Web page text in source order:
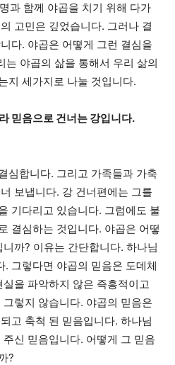
과 함께 야곱을 치기 위해 다가
고민은 깊었습니다. 그러나 결
다. 야곱은 어떻게 그런 결심을
는 야곱의 삶을 통해서 우리 삶의
지 세가지로 나눌 것입니다.
믿음으로 건너는 강입니다.
심합니다. 그리고 가족들과 가축
보냅니다. 강 건너편에는 그를
기다리고 있습니다. 그럼에도 불
결심하는 것입니다. 야곱은 어떻
까? 이유는 간단합니다. 하나님
그렇다면 야곱의 믿음은 도데체
을 파악하지 않은 즉흥적이고
렇지 않습니다. 야곱의 믿음은
고 축척 된 믿음입니다. 하나님
신 믿음입니다. 어떻게 그 믿음
?